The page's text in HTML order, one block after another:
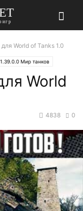
World of Tanks 1.0
Мир танков
World
0
4838